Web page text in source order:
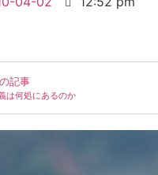
記事
は何処にあるのか